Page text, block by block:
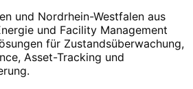
und Nordrhein-Westfalen aus
und Facility Management
für Zustandsüberwachung,
Asset-Tracking und